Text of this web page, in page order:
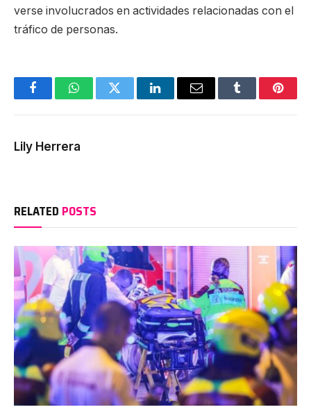
verse involucrados en actividades relacionadas con el
tráfico de personas.
FacebookWhatsAppTwitter LinkedInEmail Tumblr
Lily Herrera
RELATED POSTS